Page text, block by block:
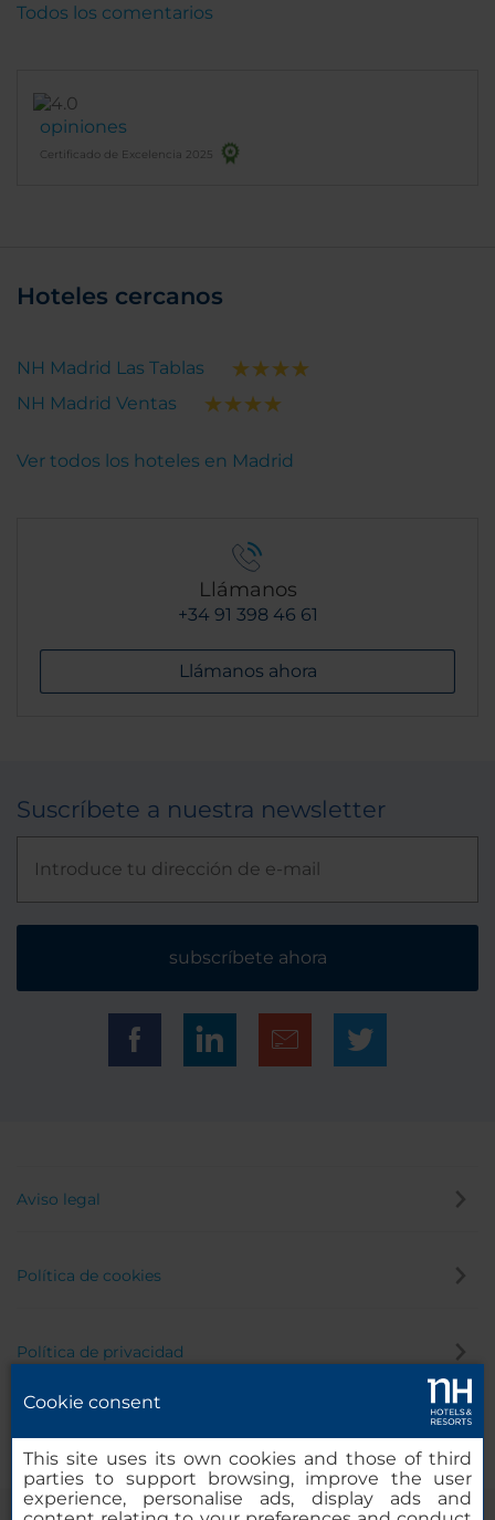
opiniones
Certificado de Excelencia 2025
Todos los comentarios
Hoteles cercanos
NH Madrid Las Tablas
NH Madrid Ventas
Ver todos los hoteles en Madrid
Llámanos
+34 91 398 46 61
Llámanos ahora
Suscríbete a nuestra newsletter
subscríbete ahora
Aviso legal
Política de cookies
Política de privacidad
Cookie consent
This site uses its own cookies and those of third
parties to support browsing, improve the user
experience, personalise ads, display ads and